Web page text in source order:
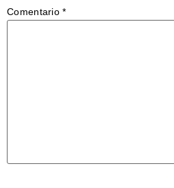
Comentario*